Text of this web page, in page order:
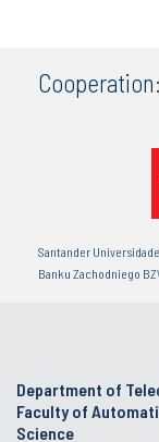
Cooperation:
Santander
Banku Zachodniego
Department of
Faculty of
Science